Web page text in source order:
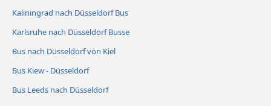
Kaliningrad nach Düsseldorf Bus
Karlsruhe nach Düsseldorf Busse
Bus nach Düsseldorf von Kiel
Bus Kiew - Düsseldorf
Bus Leeds nach Düsseldorf